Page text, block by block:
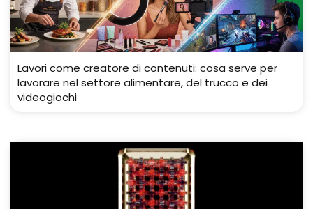
Lavori come creatore di contenuti: cosa serve per
lavorare nel settore alimentare, del trucco e dei
videogiochi